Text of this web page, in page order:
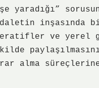
yaradığı”
inşasında
ve yerel
alma